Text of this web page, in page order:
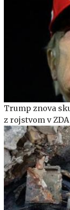
Trump znova
z rojstvom v ZDA